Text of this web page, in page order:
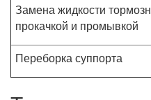
Замена жидкости
прокачкой и промывкой
Переборка суппорта